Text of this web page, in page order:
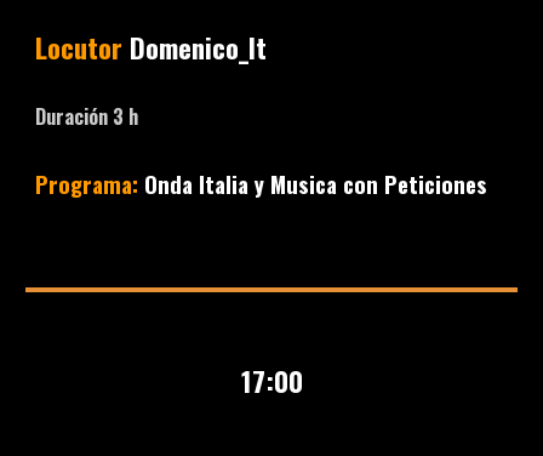
Locutor Domenico_It
Duración 3 h
Programa: Onda Italia y Musica con Peticiones
17:00